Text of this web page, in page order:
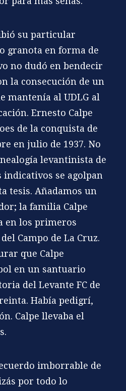
su particular
granota en forma de
no dudó en bendecir
la consecución de un
mantenía al UDLG al
Ernesto Calpe
de la conquista de
en julio de 1937. No
levantinista de
indicativos se agolpan
tesis. Añadamos un
la familia Calpe
en los primeros
Campo de La Cruz.
que Calpe
en un santuario
del Levante FC de
Había pedigrí,
Calpe llevaba el
imborrable de
por todo lo